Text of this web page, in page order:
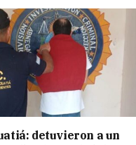
detuvieron a un